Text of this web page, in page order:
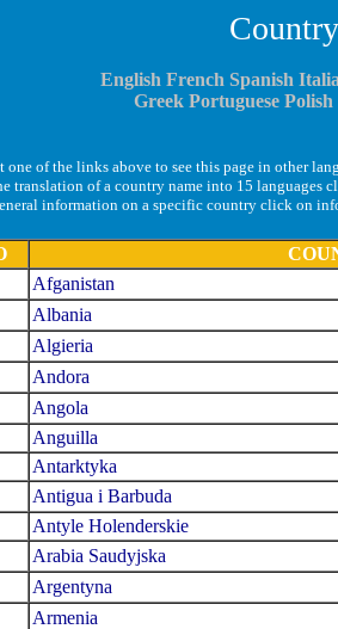
English French Spanish
Greek Portuguese Polish
one of the links above to see this page in other
translation of a country name into 15 languages
information on a specific country click on
Afganistan
Albania
Algieria
Andora
Angola
Anguilla
Antarktyka
Antigua i Barbuda
Antyle Holenderskie
Arabia Saudyjska
Argentyna
Armenia